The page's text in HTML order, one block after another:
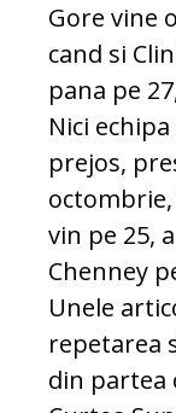
Gore vine
cand si
pana pe
Nici
prejos,
octombrie,
vin pe 25,
Chenney
Unele
repetarea
din partea